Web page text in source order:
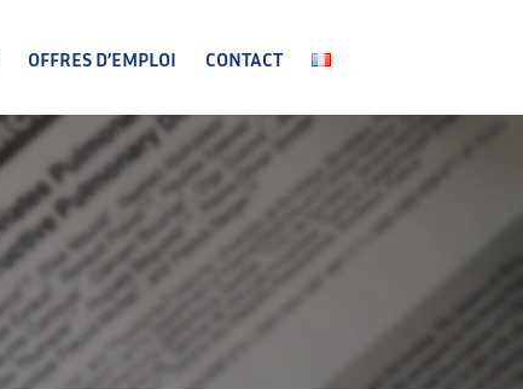
OFFRES D’EMPLOI CONTACT